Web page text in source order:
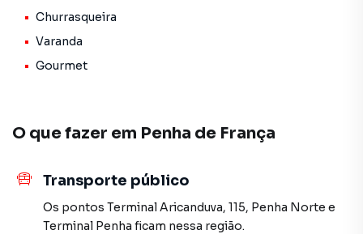
-Área gourmet com churrasqueira e lavabo
-Garagem para até 4 carros
-Estuda permutas de menor valor como parte de
Churrasqueira
Varanda
Gourmet
O que fazer em Penha de França
Transporte público
Os pontos Terminal Aricanduva, 115, Penha Norte e
Terminal Penha ficam nessa região.